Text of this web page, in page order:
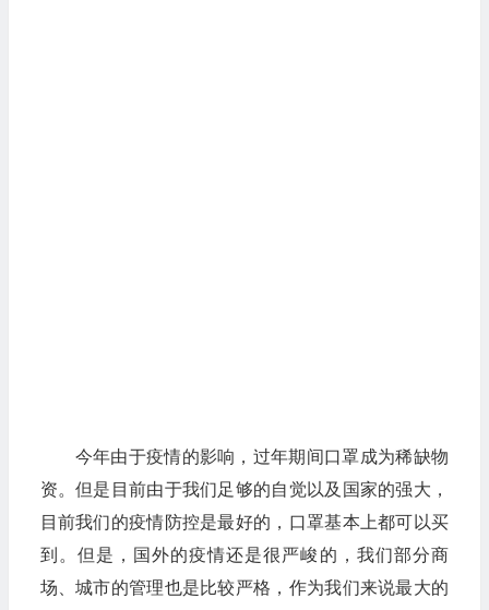
今年由于疫情的影响，过年期间口罩成为稀缺物
资。但是目前由于我们足够的自觉以及国家的强大，
目前我们的疫情防控是最好的，口罩基本上都可以买
到。但是，国外的疫情还是很严峻的，我们部分商
场、城市的管理也是比较严格，作为我们来说最大的